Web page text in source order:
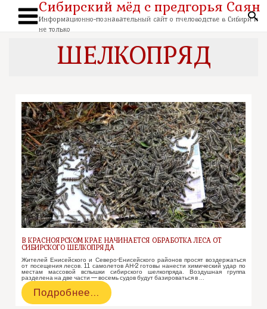
содержимому
Main
Сибирский мёд с предгорья Саян
Информационно-познавательный сайт о пчеловодстве в Сибири и
не только
ШЕЛКОПРЯД
В КРАСНОЯРСКОМ КРАЕ НАЧИНАЕТСЯ ОБРАБОТКА ЛЕСА ОТ
СИБИРСКОГО ШЕЛКОПРЯДА
Жителей Енисейского и Северо-Енисейского районов просят воздержаться
от посещения лесов. 11 самолетов АН-2 готовы нанести химический удар по
местам массовой вспышки сибирского шелкопряда. Воздушная группа
разделена на две части — восемь судов будут базироваться в …
В
Красноярском
Подробнее…